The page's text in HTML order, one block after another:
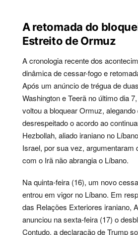
A retomada do
Estreito de Ormuz
A cronologia recente dos
dinâmica de cessar-fogo e
Após um anúncio de trégua de
Washington e Teerã no último dia
voltou a bloquear Ormuz,
desrespeitado o acordo ao
Hezbollah, aliado iraniano no
Israel, por sua vez, argumentaram
com o Irã não abrangia o Líbano.
Na quinta-feira (16), um novo
entrou em vigor no Líbano. Em
das Relações Exteriores iraniano,
anunciou na sexta-feira (17) o
Contudo, a declaração de Trump